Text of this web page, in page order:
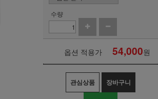
수량
옵션 적용가 54,000원
관심상품 장바구니